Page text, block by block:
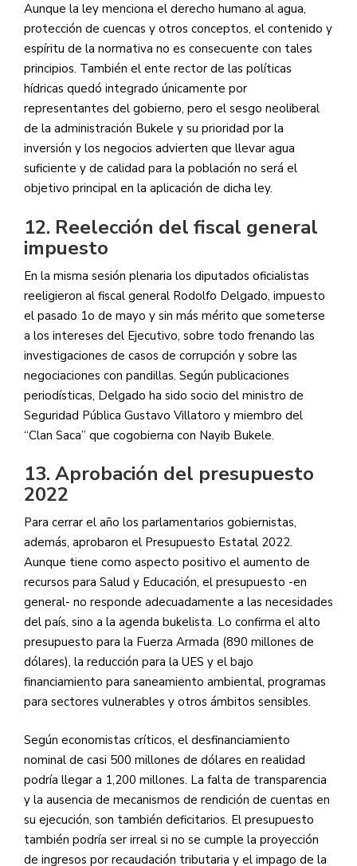
Aunque la ley menciona el derecho humano al agua,
protección de cuencas y otros conceptos, el contenido y
espíritu de la normativa no es consecuente con tales
principios. También el ente rector de las políticas
hídricas quedó integrado únicamente por
representantes del gobierno, pero el sesgo neoliberal
de la administración Bukele y su prioridad por la
inversión y los negocios advierten que llevar agua
suficiente y de calidad para la población no será el
objetivo principal en la aplicación de dicha ley.
12. Reelección del fiscal general
impuesto
En la misma sesión plenaria los diputados oficialistas
reeligieron al fiscal general Rodolfo Delgado, impuesto
el pasado 1o de mayo y sin más mérito que someterse
a los intereses del Ejecutivo, sobre todo frenando las
investigaciones de casos de corrupción y sobre las
negociaciones con pandillas. Según publicaciones
periodísticas, Delgado ha sido socio del ministro de
Seguridad Pública Gustavo Villatoro y miembro del
“Clan Saca” que cogobierna con Nayib Bukele.
13. Aprobación del presupuesto
2022
Para cerrar el año los parlamentarios gobiernistas,
además, aprobaron el Presupuesto Estatal 2022.
Aunque tiene como aspecto positivo el aumento de
recursos para Salud y Educación, el presupuesto -en
general- no responde adecuadamente a las necesidades
del país, sino a la agenda bukelista. Lo confirma el alto
presupuesto para la Fuerza Armada (890 millones de
dólares), la reducción para la UES y el bajo
financiamiento para saneamiento ambiental, programas
para sectores vulnerables y otros ámbitos sensibles.
Según economistas críticos, el desfinanciamiento
nominal de casi 500 millones de dólares en realidad
podría llegar a 1,200 millones. La falta de transparencia
y la ausencia de mecanismos de rendición de cuentas en
su ejecución, son también deficitarios. El presupuesto
también podría ser irreal si no se cumple la proyección
de ingresos por recaudación tributaria y el impago de la